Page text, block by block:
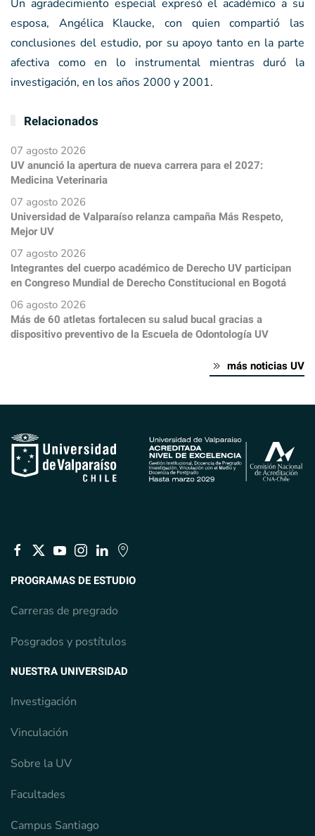
Un agradecimiento especial expresó el académico a su
esposa, Angélica Klaucke, con quien compartió las
conclusiones del estudio, por su apoyo tanto en la parte
afectiva como en lo instrumental mientras duró la
investigación, en los años 2000 y 2001.
Relacionados
07 agosto 2026
UV anunció la apertura de nueva carrera para el 2027:
Medicina Veterinaria
07 agosto 2026
Universidad de Valparaíso relanza campaña Más Respeto,
Mejor UV
07 agosto 2026
Integrantes del cuerpo académico de Derecho UV participan
en Congreso Mundial de Derecho Constitucional en Bogotá
06 agosto 2026
Más de 60 atletas fortalecen su salud bucal gracias a
dispositivo preventivo de la Escuela de Odontología UV
más noticias UV
PROGRAMAS DE ESTUDIO
Carreras de pregrado
Posgrados y postítulos
NUESTRA UNIVERSIDAD
Investigación
Vinculación
Sobre la UV
Facultades
Campus Santiago